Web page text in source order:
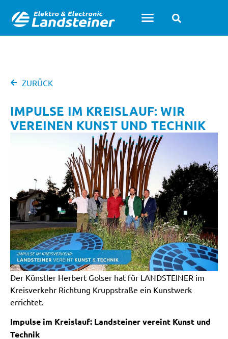
ZURÜCK
IMPULSE IM KREISLAUF: WIR
VEREINEN KUNST UND TECHNIK
Der Künstler Herbert Golser hat für LANDSTEINER im
Kreisverkehr Richtung Kruppstraße ein Kunstwerk
errichtet.
Impulse im Kreislauf: Landsteiner vereint Kunst und
Technik